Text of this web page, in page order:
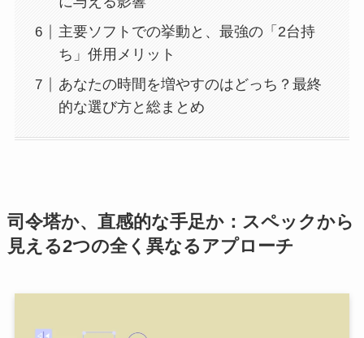
主要ソフトでの挙動と、最強の「2台持
ち」併用メリット
あなたの時間を増やすのはどっち？最終
的な選び方と総まとめ
司令塔か、直感的な手足か：スペックから
見える2つの全く異なるアプローチ